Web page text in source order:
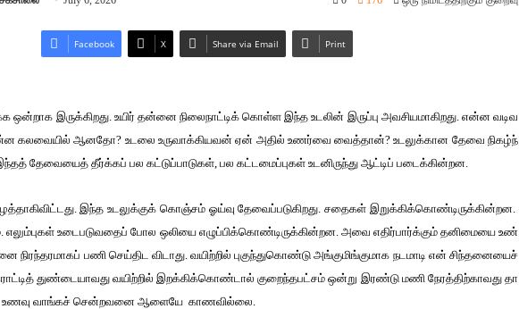
Facebook X Share via Email Print
ஒன்றாக இருக்கிறது. உயிர் தன்னை நிலைநாட்டிக் கொள்ள இந்த உடலின் இருப்பு அவசியமாகிறது. என்ன வடிவ
கலவையில் ஆனதோ? உடலை உருவாக்கியவன் ஏன் அதில் உணர்வை வைத்தான்? உடலுக்கான தேவை நிகழ்ந்
தேவையைத் தீர்க்கப் பல கட்டுப்பாடுகள், பல கட்டமைப்புகள் உடனிருந்து ஆட்டிப் படைக்கின்றன.
இந்த உடலுக்குக் கொஞ்சம் ஓய்வு தேவைப்படுகிறது. சதைகள் இறுக்கிக்கொண்டிருக்கின்றன.
உடைபடுவதைப் போல ஒலியை எழுப்பிக்கொண்டிருக்கின்றன. அவை எதிர்பார்க்கும் தனிமையை உண்
பணி செய்திட விடாது. வயிற்றில் புகுந்துகொண்டு அங்குமிங்குமாக நடமாடி என் சிந்தனையைச்
ரொட்டித் துண்டையாவது வயிற்றில் இறக்கிக்கொண்டால் குறைந்தபட்சம் ஒன்று இரண்டு மணி நேரத்திற்காவது தா
உணவு வாங்கச் சென்றவனை ஆளையே காணவில்லை.